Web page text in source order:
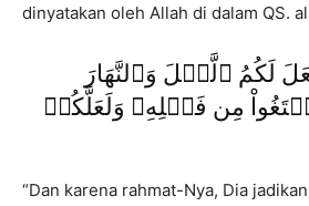
dinyatakan oleh Allah di dalam QS.
لَكُمُ ٱلَّيۡلَ وَٱلنَّهَارَ
مِن فَضۡلِهِۦ وَلَعَلَّكُمۡ
“Dan karena rahmat-Nya, Dia